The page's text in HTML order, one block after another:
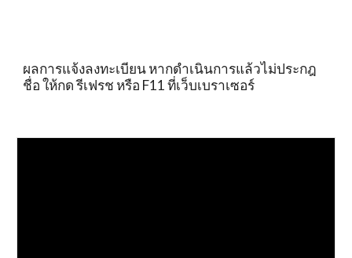
ผลการแจ้งลงทะเบียน หากดำเนินการแล้วไม่ประกฎ
ชื่อ ให้กด รีเฟรช หรือ F11 ที่เว็บเบราเซอร์